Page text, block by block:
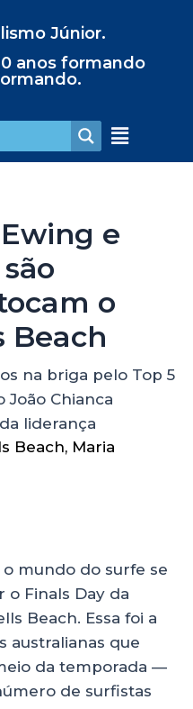
Júnior.
anos formando
e
o
Beach
na briga pelo Top 5
Chianca
liderança
Beach, Maria
o mundo do surfe se
o Finals Day da
Beach. Essa foi a
australianas que
da temporada —
de surfistas